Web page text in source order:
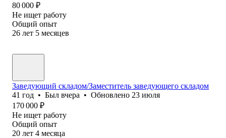
80 000 ₽
Не ищет работу
Общий опыт
26 лет 5 месяцев
Заведующий складом/Заместитель заведующего складом
41 год • Был вчера • Обновлено 23 июля
170 000 ₽
Не ищет работу
Общий опыт
20 лет 4 месяца